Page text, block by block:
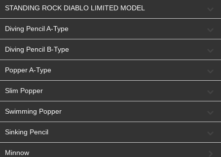
STANDING ROCK DIABLO LIMITED MODEL
Diving Pencil A-Type
Diving Pencil B-Type
Popper A-Type
Slim Popper
Swimming Popper
Sinking Pencil
Minnow